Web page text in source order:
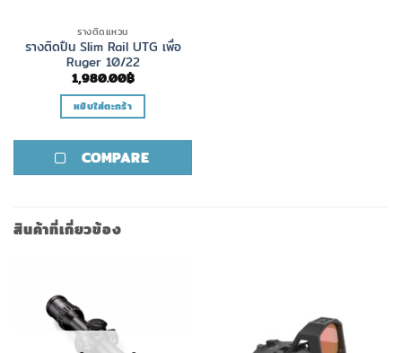
รางติดแหวน
รางติดปืน Slim Rail UTG เพื่อ
Ruger 10/22
1,980.00฿
หยิบใส่ตะกร้า
COMPARE
สินค้าที่เกี่ยวข้อง